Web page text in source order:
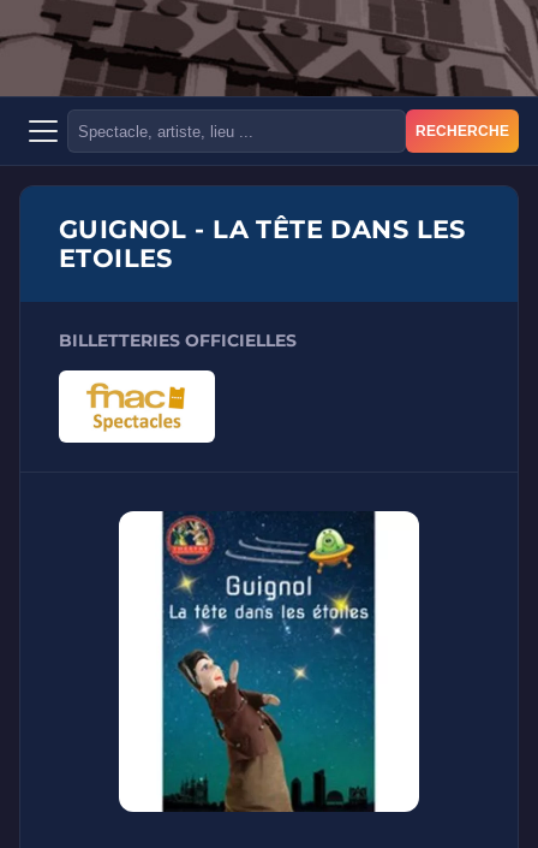
RECHERCHE
GUIGNOL - LA TÊTE DANS LES
ETOILES
BILLETTERIES OFFICIELLES